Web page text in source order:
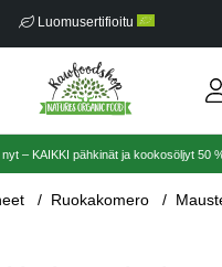
Luomusertifioitu
– KAIKKI pähkinät ja kookosöljyt 50
Ruokakomero